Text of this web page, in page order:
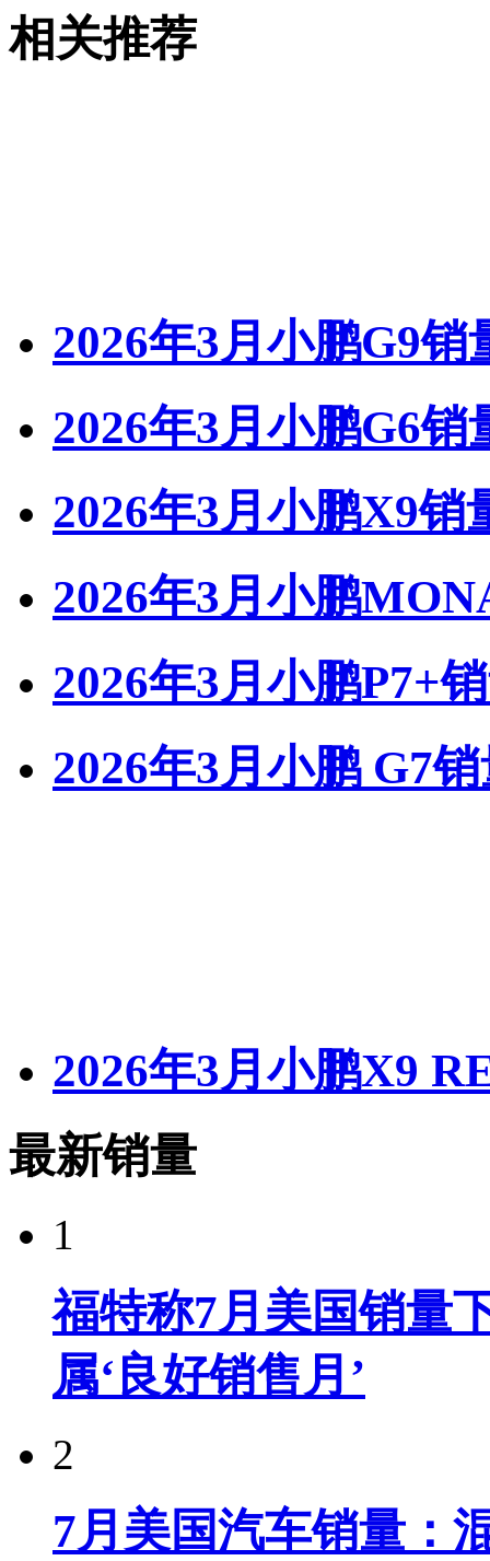
相关推荐
2026年3月小鹏G9销
2026年3月小鹏G6销
2026年3月小鹏X9销
2026年3月小鹏
2026年3月小鹏P7+
2026年3月小鹏 G7
2026年3月小鹏X9
最新销量
1
福特称7月美国销量
属‘良好销售月’
2
7月美国汽车销量：